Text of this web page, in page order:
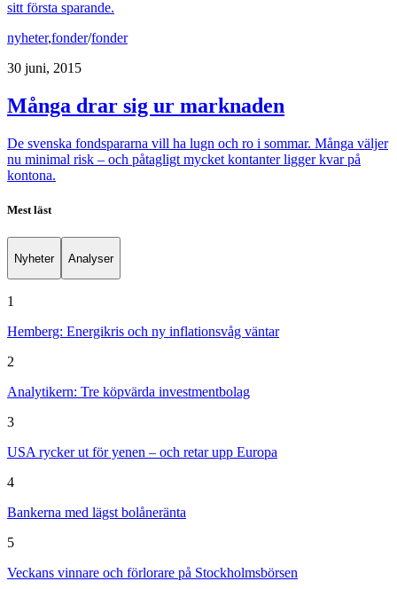
sitt första sparande.
nyheter,fonder/fonder
30 juni, 2015
Många drar sig ur marknaden
De svenska fondspararna vill ha lugn och ro i sommar. Många väljer
nu minimal risk – och påtagligt mycket kontanter ligger kvar på
kontona.
Mest läst
Nyheter Analyser
1
Hemberg: Energikris och ny inflationsvåg väntar
2
Analytikern: Tre köpvärda investmentbolag
3
USA rycker ut för yenen – och retar upp Europa
4
Bankerna med lägst bolåneränta
5
Veckans vinnare och förlorare på Stockholmsbörsen